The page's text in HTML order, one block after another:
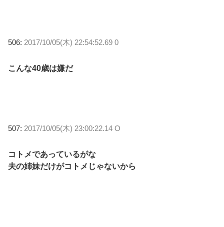
506: 2017/10/05(木) 22:54:52.69 0
こんな40歳は嫌だ
507: 2017/10/05(木) 23:00:22.14 O
コトメであっているがな
夫の姉妹だけがコトメじゃないから